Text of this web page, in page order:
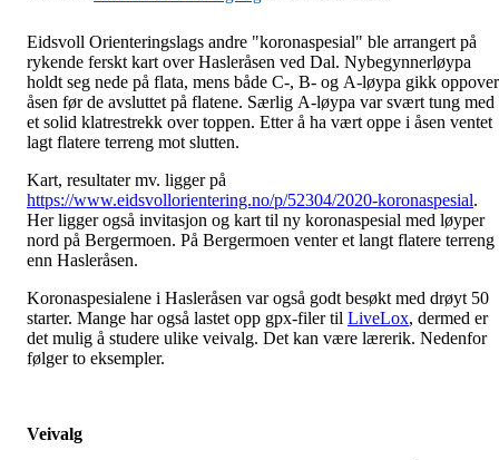
Eidsvoll Orienteringslags andre "koronaspesial" ble arrangert på
rykende ferskt kart over Hasleråsen ved Dal. Nybegynnerløypa
holdt seg nede på flata, mens både C-, B- og A-løypa gikk
åsen før de avsluttet på flatene. Særlig A-løypa var svært tung med
et solid klatrestrekk over toppen. Etter å ha vært oppe i åsen ventet
lagt flatere terreng mot slutten.
Kart, resultater mv. ligger på
https://www.eidsvollorientering.no/p/52304/2020-koronaspesial.
Her ligger også invitasjon og kart til ny koronaspesial med løyper
nord på Bergermoen. På Bergermoen venter et langt flatere terreng
enn Hasleråsen.
Koronaspesialene i Hasleråsen var også godt besøkt med drøyt 50
starter. Mange har også lastet opp gpx-filer til LiveLox, dermed er
det mulig å studere ulike veivalg. Det kan være lærerik. Nedenfor
følger to eksempler.
Veivalg